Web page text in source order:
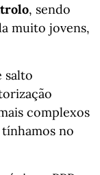
, sendo
muito jovens,
salto
complexos
no